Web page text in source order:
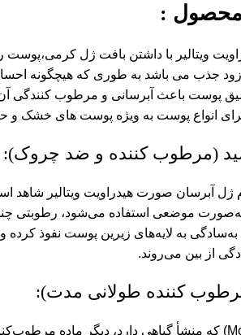
محصول :
ویتالیر با داشتن بافت ژل
جذب می باشد به طوری که هیچگونه
پوست باعث آبرسانی و مرطوب کنندگی آن
انواع پوست به ویژه پوست های خشک
(مرطوب کننده و ضد چروک):
ژل آبرسان صورت هیدراویت ویتالیر شاهد
موضعی استفاده می‌شود، رطوبتی
به‌سادگی به لایه‌های زیرین پوست نفوذ
از بین می‌روند.